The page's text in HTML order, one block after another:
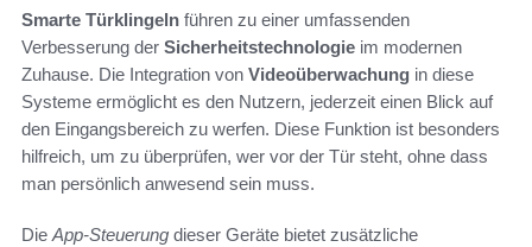
Smarte Türklingeln führen zu einer umfassenden
Verbesserung der Sicherheitstechnologie im modernen
Zuhause. Die Integration von Videoüberwachung in diese
Systeme ermöglicht es den Nutzern, jederzeit einen Blick auf
den Eingangsbereich zu werfen. Diese Funktion ist besonders
hilfreich, um zu überprüfen, wer vor der Tür steht, ohne dass
man persönlich anwesend sein muss.
Die App-Steuerung dieser Geräte bietet zusätzliche